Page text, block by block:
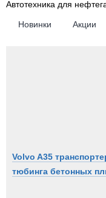
Автотехника для
Новинки Акции
Volvo A35
тюбинга бетонных